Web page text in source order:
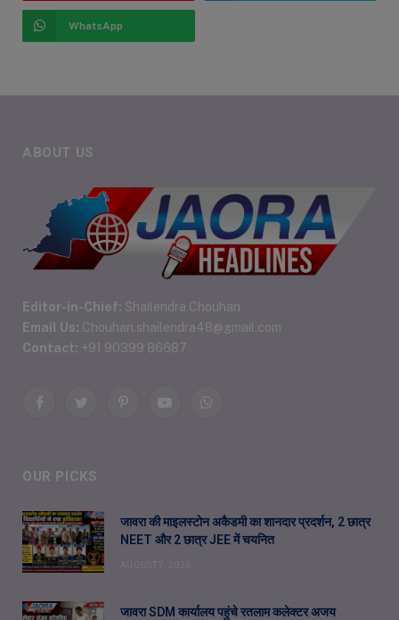
WhatsApp
ABOUT US
Editor-in-Chief: Shailendra Chouhan
Email Us: Chouhan.shailendra48@gmail.com
Contact: +91 90399 86687
FacebookTwitterPinterestYouTubeWhatsApp
OUR PICKS
जावरा की माइलस्टोन अकैडमी का शानदार प्रदर्शन, 2 छात्र
NEET और 2 छात्र JEE में चयनित
जावरा SDM कार्यालय पहुंचे रतलाम कलेक्टर अजय